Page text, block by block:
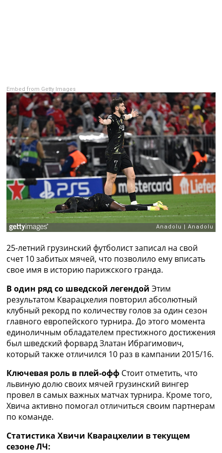
Главная
Новости футбола
Видео
Трансферы
Новости футбола Украины
Последние комментарии
Конкурс прогнозов
Логин
Рейтинги
Правила
Коллективный прогноз
Турниры
Чемпионат Мира
Украина. Премьер-Лига
Лига Чемпионов
Англия. Премьер Лига
Испания. Ла Лига
Другие Турниры >>>
Таблицы
Таблицы групп Чемпионата Мира
Украина. Премьер-Лига
Украина. Первая Лига
Лига Чемпионов. Таблицы групп
Англия. Премьер-Лига
Все таблицы >>>
Рейтинги
Рейтинг стран УЕФА
Рейтинг клубов УЕФА
Рейтинг ФИФА
Embed from Getty Images
25-летний грузинский футболист записал на свой
счет 10 забитых мячей, что позволило ему вписать
свое имя в историю парижского гранда.
В один ряд со шведской легендой Этим
результатом Кварацхелия повторил абсолютный
клубный рекорд по количеству голов за один сезон
главного европейского турнира. До этого момента
единоличным обладателем престижного достижения
был шведский форвард Златан Ибрагимович,
который также отличился 10 раз в кампании 2015/16.
Ключевая роль в плей-офф Стоит отметить, что
львиную долю своих мячей грузинский вингер
провел в самых важных матчах турнира. Кроме того,
Хвича активно помогал отличиться своим партнерам
по команде.
Статистика Хвичи Кварацхелии в текущем
сезоне ЛЧ: